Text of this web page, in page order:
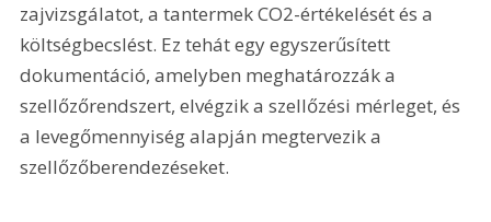
zajvizsgálatot, a tantermek CO2-értékelését és a
költségbecslést. Ez tehát egy egyszerűsített
dokumentáció, amelyben meghatározzák a
szellőzőrendszert, elvégzik a szellőzési mérleget, és
a levegőmennyiség alapján megtervezik a
szellőzőberendezéseket.